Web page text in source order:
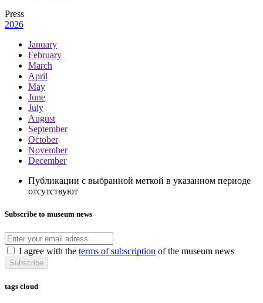
Press
2026
January
February
March
April
May
June
July
August
September
October
November
December
Публикации с выбранной меткой в указанном периоде
отсутствуют
Subscribe to museum news
I agree with the terms of subscription of the museum news
Subscribe
tags cloud